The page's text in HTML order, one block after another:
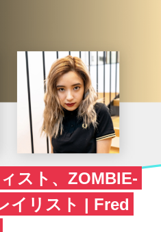
スト、ZOMBIE-
イリスト | Fred